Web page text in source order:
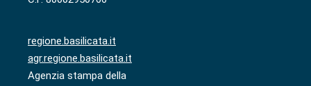
regione.basilicata.it
agr.regione.basilicata.it
Agenzia stampa della